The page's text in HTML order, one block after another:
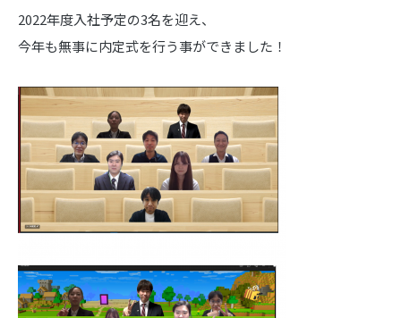
2022年度入社予定の3名を迎え、
今年も無事に内定式を行う事ができました！